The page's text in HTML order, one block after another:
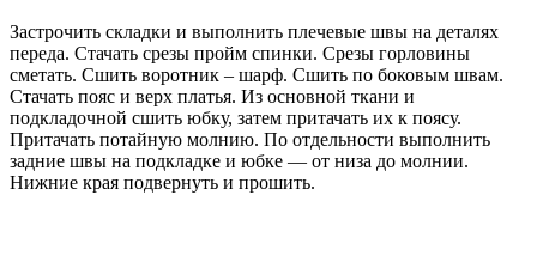
Застрочить складки и выполнить плечевые швы на деталях
переда. Стачать срезы пройм спинки. Срезы горловины
сметать. Сшить воротник – шарф. Сшить по боковым швам.
Стачать пояс и верх платья. Из основной ткани и
подкладочной сшить юбку, затем притачать их к поясу.
Притачать потайную молнию. По отдельности выполнить
задние швы на подкладке и юбке — от низа до молнии.
Нижние края подвернуть и прошить.